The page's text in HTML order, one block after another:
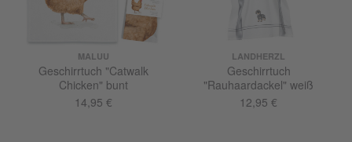
MALUU
Geschirrtuch "Catwalk
Chicken" bunt
14,95 €
LANDHERZL
Geschirrtuch
"Rauhaardackel" weiß
12,95 €